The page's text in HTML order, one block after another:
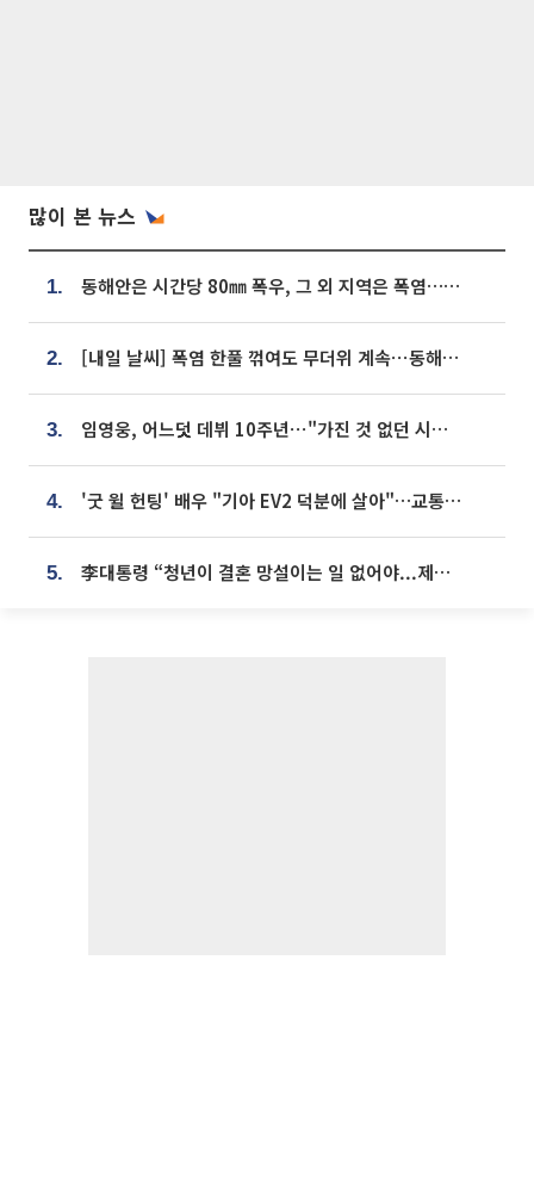
많이 본 뉴스
1. 동해안은 시간당 80㎜ 폭우, 그 외 지역은 폭염…‘극과 극 날씨’
2. [내일 날씨] 폭염 한풀 꺾여도 무더위 계속⋯동해안 이틀 연속 비
3. 임영웅, 어느덧 데뷔 10주년⋯"가진 것 없던 시절, 내 앞엔 20명의 팬뿐"
4. '굿 윌 헌팅' 배우 "기아 EV2 덕분에 살아"…교통사고 후 안전성 극찬
5. 李대통령 “청년이 결혼 망설이는 일 없어야...제도상 불이익 조사”